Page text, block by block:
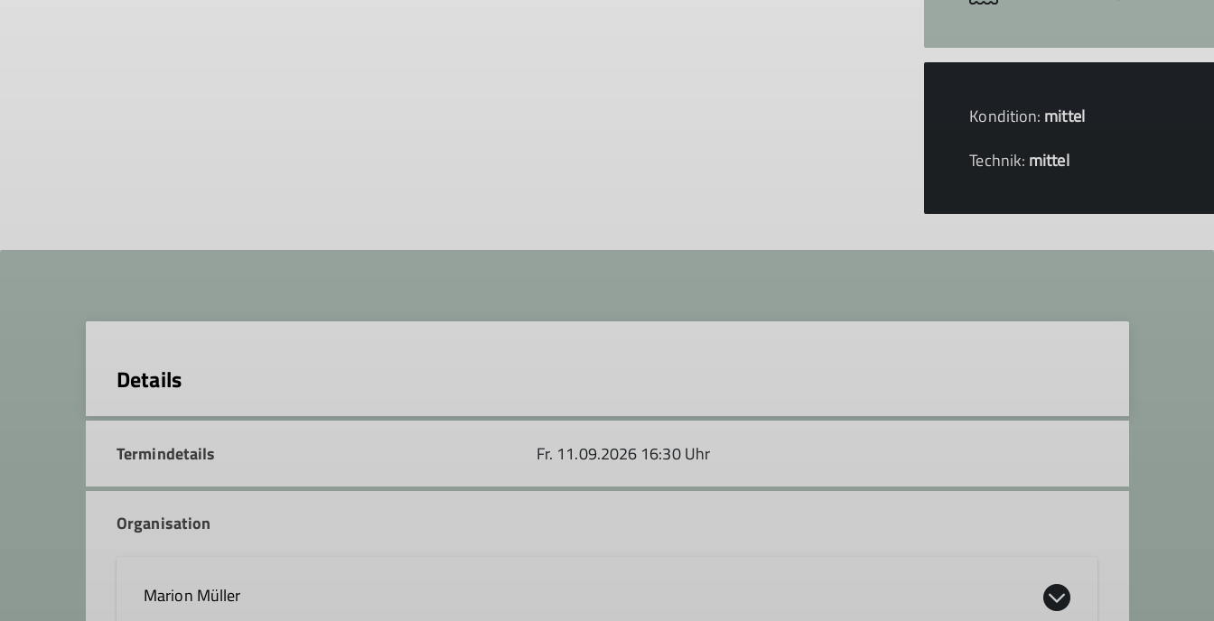
Kondition: mittel
Technik: mittel
Details
Termindetails Fr. 11.09.2026 16:30 Uhr
Organisation
Marion Müller